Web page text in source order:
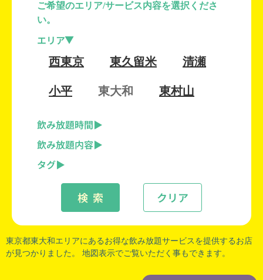
ご希望のエリア/サービス内容を選択くださ
い。
エリア
西東京 東久留米 清瀬
小平 東大和 東村山
飲み放題時間
飲み放題内容
タグ
クリア
検 索
東京都東大和 エリアにあるお得な飲み放題サービスを提供するお店
が見つかりました。 地図表示でご覧いただく事もできます。